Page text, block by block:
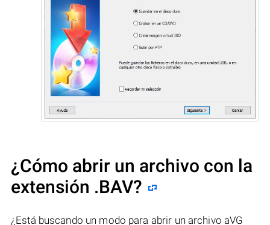
¿Cómo abrir un archivo con la
extensión .BAV?
¿Está buscando un modo para abrir un archivo aVG